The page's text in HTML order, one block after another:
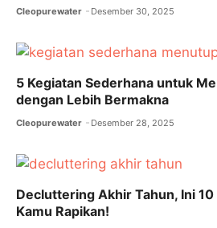
k
Cleopurewater Desember 30, 2025
5 Kegiatan Sederhana untuk
dengan Lebih Bermakna
Cleopurewater Desember 28, 2025
Decluttering Akhir Tahun, Ini 10
Kamu Rapikan!